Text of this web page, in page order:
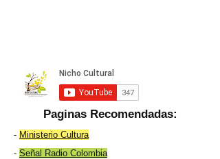
Paginas Recomendadas:
- Ministerio Cultura
- Señal Radio Colombia